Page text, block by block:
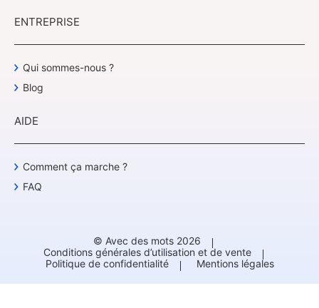
ENTREPRISE
Qui sommes-nous ?
Blog
AIDE
Comment ça marche ?
FAQ
© Avec des mots 2026
Conditions générales d’utilisation et de vente
Politique de confidentialité
Mentions légales